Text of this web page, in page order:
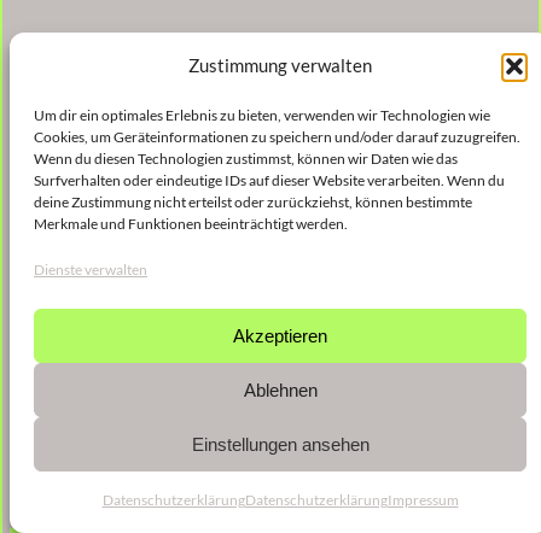
Zustimmung verwalten
Um dir ein optimales Erlebnis zu bieten, verwenden wir Technologien wie
Cookies, um Geräteinformationen zu speichern und/oder darauf zuzugreifen.
Wenn du diesen Technologien zustimmst, können wir Daten wie das
Surfverhalten oder eindeutige IDs auf dieser Website verarbeiten. Wenn du
deine Zustimmung nicht erteilst oder zurückziehst, können bestimmte
Merkmale und Funktionen beeinträchtigt werden.
Dienste verwalten
Akzeptieren
Ablehnen
Einstellungen ansehen
DatenschutzerklärungDatenschutzerklärungImpressum